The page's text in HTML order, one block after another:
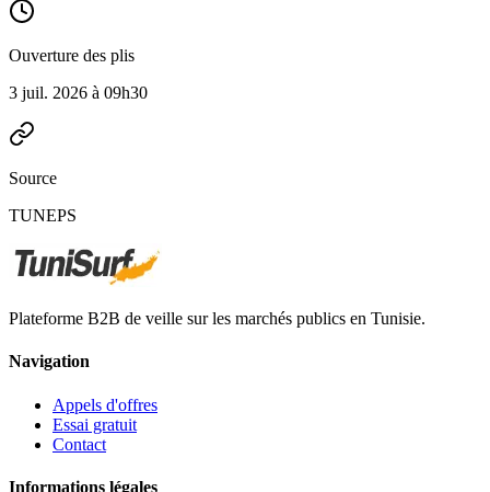
Ouverture des plis
3 juil. 2026 à 09h30
Source
TUNEPS
Plateforme B2B de veille sur les marchés publics en Tunisie.
Navigation
Appels d'offres
Essai gratuit
Contact
Informations légales